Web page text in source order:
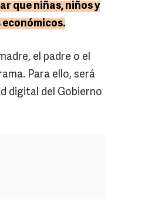
que niñas, niños y
el padre o el
Para ello, será
digital del Gobierno